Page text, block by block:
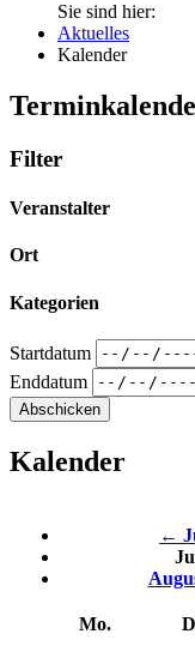
Sie sind hier:
Aktuelles
Kalender
Filter
Veranstalter
Ort
Kategorien
Startdatum
Enddatum
Kalender
←
Mo.